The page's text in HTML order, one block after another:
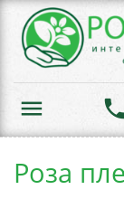
menu
Роза